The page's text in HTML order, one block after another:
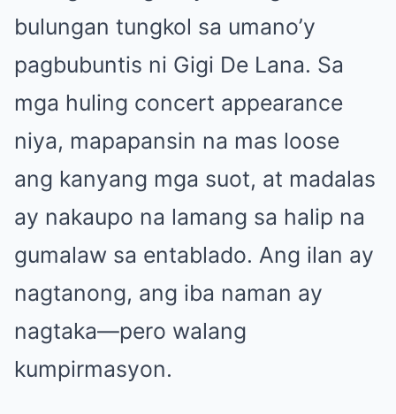
bulungan tungkol sa umano’y
pagbubuntis ni Gigi De Lana. Sa
mga huling concert appearance
niya, mapapansin na mas loose
ang kanyang mga suot, at madalas
ay nakaupo na lamang sa halip na
gumalaw sa entablado. Ang ilan ay
nagtanong, ang iba naman ay
nagtaka—pero walang
kumpirmasyon.